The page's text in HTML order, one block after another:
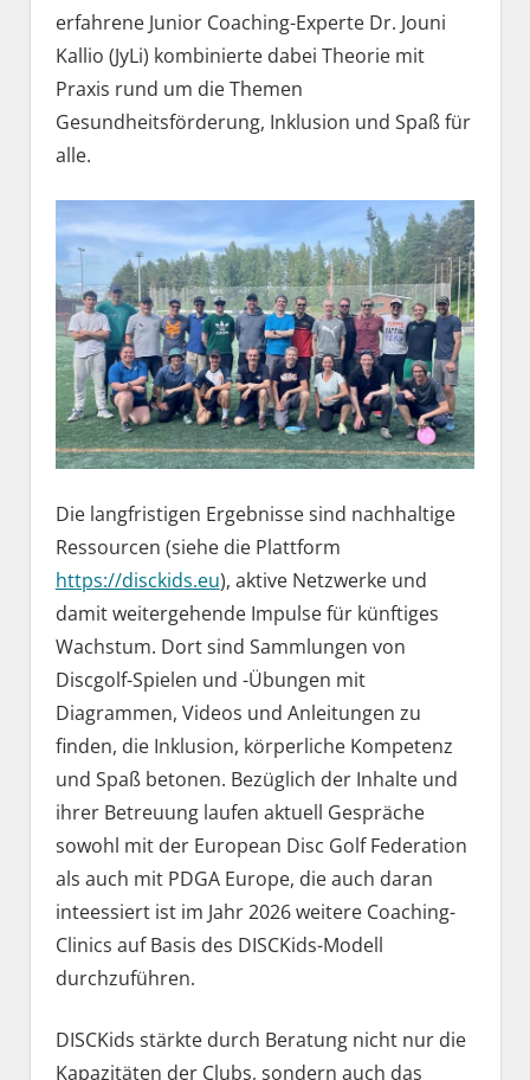
erfahrene Junior Coaching-Experte Dr. Jouni
Kallio (JyLi) kombinierte dabei Theorie mit
Praxis rund um die Themen
Gesundheitsförderung, Inklusion und Spaß für
alle.
Die langfristigen Ergebnisse sind nachhaltige
Ressourcen (siehe die Plattform
https://disckids.eu), aktive Netzwerke und
damit weitergehende Impulse für künftiges
Wachstum. Dort sind Sammlungen von
Discgolf-Spielen und -Übungen mit
Diagrammen, Videos und Anleitungen zu
finden, die Inklusion, körperliche Kompetenz
und Spaß betonen. Bezüglich der Inhalte und
ihrer Betreuung laufen aktuell Gespräche
sowohl mit der European Disc Golf Federation
als auch mit PDGA Europe, die auch daran
inteessiert ist im Jahr 2026 weitere Coaching-
Clinics auf Basis des DISCKids-Modell
durchzuführen.
DISCKids stärkte durch Beratung nicht nur die
Kapazitäten der Clubs, sondern auch das